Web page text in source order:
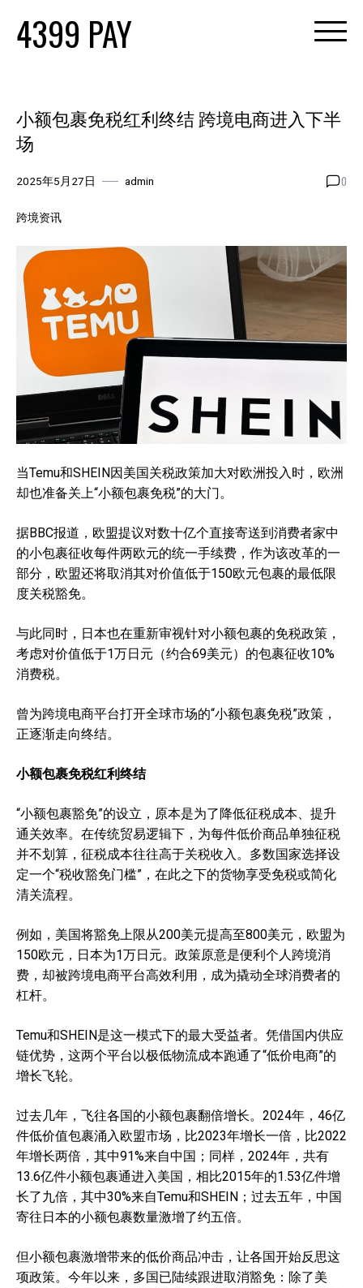
content
4399 PAY
小额包裹免税红利终结 跨境电商进入下半
场
2025年5月27日 admin 0
跨境资讯
当Temu和SHEIN因美国关税政策加大对欧洲投入时，欧洲
却也准备关上“小额包裹免税”的大门。
据BBC报道，欧盟提议对数十亿个直接寄送到消费者家中
的小包裹征收每件两欧元的统一手续费，作为该改革的一
部分，欧盟还将取消其对价值低于150欧元包裹的最低限
度关税豁免。
与此同时，日本也在重新审视针对小额包裹的免税政策，
考虑对价值低于1万日元（约合69美元）的包裹征收10%
消费税。
曾为跨境电商平台打开全球市场的“小额包裹免税”政策，
正逐渐走向终结。
小额包裹免税红利终结
“小额包裹豁免”的设立，原本是为了降低征税成本、提升
通关效率。在传统贸易逻辑下，为每件低价商品单独征税
并不划算，征税成本往往高于关税收入。多数国家选择设
定一个“税收豁免门槛”，在此之下的货物享受免税或简化
清关流程。
例如，美国将豁免上限从200美元提高至800美元，欧盟为
150欧元，日本为1万日元。政策原意是便利个人跨境消
费，却被跨境电商平台高效利用，成为撬动全球消费者的
杠杆。
Temu和SHEIN是这一模式下的最大受益者。凭借国内供应
链优势，这两个平台以极低物流成本跑通了“低价电商”的
增长飞轮。
过去几年，飞往各国的小额包裹翻倍增长。2024年，46亿
件低价值包裹涌入欧盟市场，比2023年增长一倍，比2022
年增长两倍，其中91%来自中国；同样，2024年，共有
13.6亿件小额包裹通进入美国，相比2015年的1.53亿件增
长了九倍，其中30%来自Temu和SHEIN；过去五年，中国
寄往日本的小额包裹数量激增了约五倍。
但小额包裹激增带来的低价商品冲击，让各国开始反思这
项政策。今年以来，多国已陆续跟进取消豁免：除了美